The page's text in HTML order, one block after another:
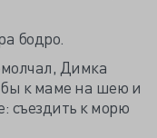
бодро.
Димка
бы к маме на шею и
съездить к морю